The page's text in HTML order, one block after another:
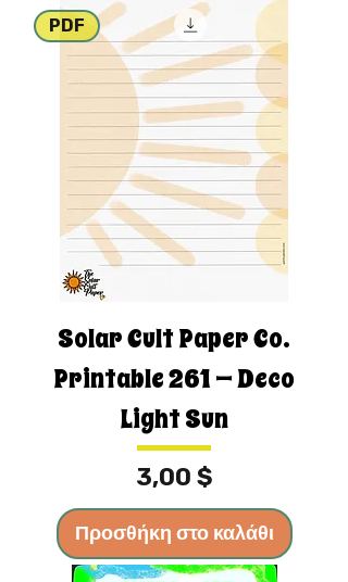
PDF
Solar Cult Paper Co.
Printable 261 — Deco
Light Sun
Τιμή
3,00 $
Προσθήκη στο καλάθι